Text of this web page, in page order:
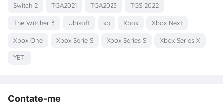
Switch 2 TGA2021 TGA2023 TGS 2022
The Witcher 3 Ubisoft xb Xbox Xbox Next
Xbox One Xbox Serie S Xbox Series S Xbox Series X
YETI
Contate-me